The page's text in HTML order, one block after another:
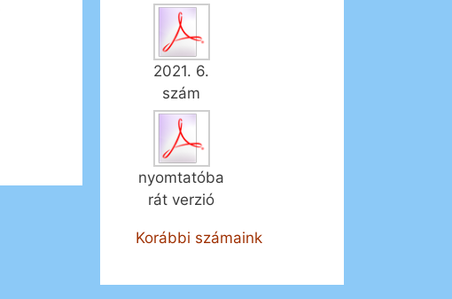
2021. 6.
szám
nyomtatóba
rát verzió
Korábbi számaink